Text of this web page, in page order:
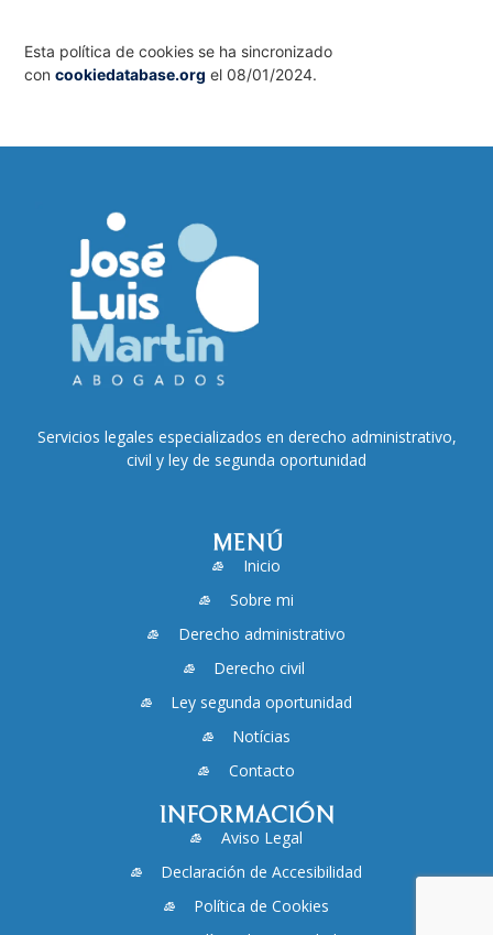
Esta política de cookies se ha sincronizado
concookiedatabase.org el 08/01/2024.
Servicios legales especializados en derecho administrativo,
civil y ley de segunda oportunidad
MENÚ
Inicio
Sobre mi
Derecho administrativo
Derecho civil
Ley segunda oportunidad
Notícias
Contacto
INFORMACIÓN
Aviso Legal
Declaración de Accesibilidad
Política de Cookies